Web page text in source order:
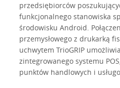
przedsiębiorców
funkcjonalnego stanowiska
środowisku Android.
przemysłowego z drukarką
uchwytem TrioGRIP
zintegrowanego systemu
punktów handlowych i